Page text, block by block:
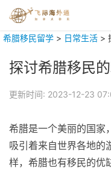
希腊移民留学 > 日常生活 >
探讨希腊移民
更新时间: 2023-12-23
希腊是一个美丽的国家
吸引着来自世界各地的
样，希腊也有移民的优